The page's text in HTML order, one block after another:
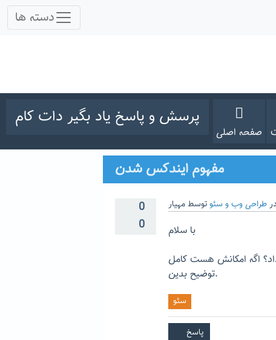
پرسش و پاسخ یاد بگیر دات کام
صفحه اصلی
مفهوم ایندکس شدن
0
0
درطراحی وب و سئوتوسط مهیار
با سلام
اگه امکانش هست کامل
توضیح بدین.
سئو